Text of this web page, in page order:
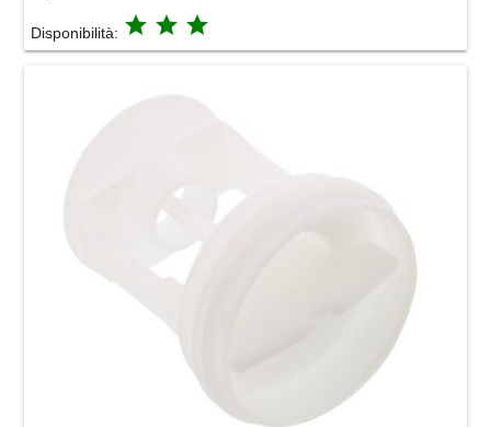
Disponibilità: grade grade grade